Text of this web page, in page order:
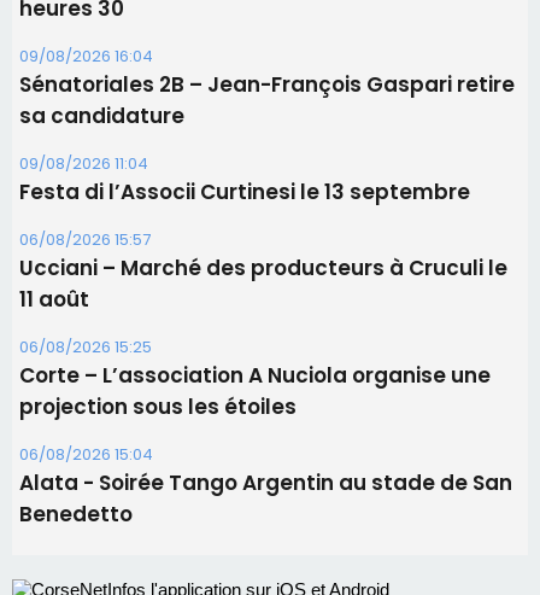
06/08/2026 15:57
Ucciani – Marché des producteurs à Cruculi le
11 août
06/08/2026 15:25
Corte – L’association A Nuciola organise une
projection sous les étoiles
06/08/2026 15:04
Alata - Soirée Tango Argentin au stade de San
Benedetto
Les plus lus
Éclipse du 12 août : Où s'installer en Corse pour
profiter pleinement du spectacle ?
Satine Nomary est la nouvelle Miss Corse 2026
d'un spectacle qui ne reviendra pas avant 2081